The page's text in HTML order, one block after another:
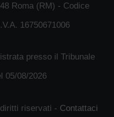
Roma (RM) - Codice
16750671006
presso il Tribunale
05/08/2026
riservati - Contattaci